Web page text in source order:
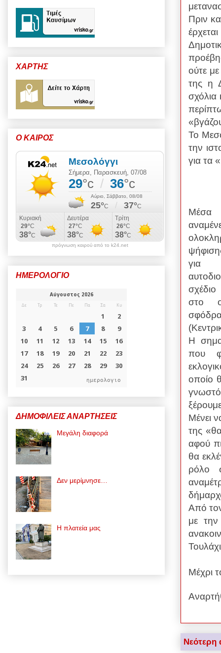
Πριν
ούτε
της η
σχόλια
Το
την
για τα
Μέσα
για
στο
Η
που
οποίο
Μένει
της
αφού
θα
ρόλο
Από
με την
Μέχρι
Νεότερη
ΧΑΡΤΗΣ
Ο ΚΑΙΡΟΣ
πρόγνωση καιρού από το k24.net
ΗΜΕΡΟΛΟΓΙΟ
ημερολογιο
ΔΗΜΟΦΙΛΕΙΣ ΑΝΑΡΤΗΣΕΙΣ
Μεγάλη διαφορά
Δεν μερίμνησε…
Η πλατεία μας